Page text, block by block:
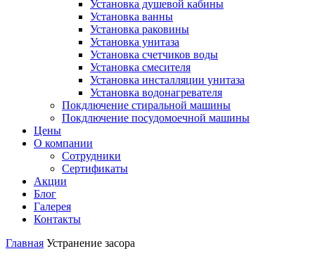
Установка душевой кабины
Установка ванны
Установка раковины
Установка унитаза
Установка счетчиков воды
Установка смесителя
Установка инсталляции унитаза
Установка водонагревателя
Покдлючение стиральной машины
Покдлючение посудомоечной машины
Цены
О компании
Сотрудники
Сертификаты
Акции
Блог
Галерея
Контакты
Главная Устранение засора